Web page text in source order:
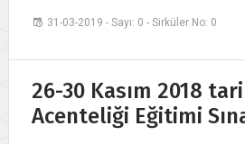
31-03-2019 - Sayı: 0 - Sirküler No: 0
26-30 Kasım 2018
Acenteliği Eğitimi